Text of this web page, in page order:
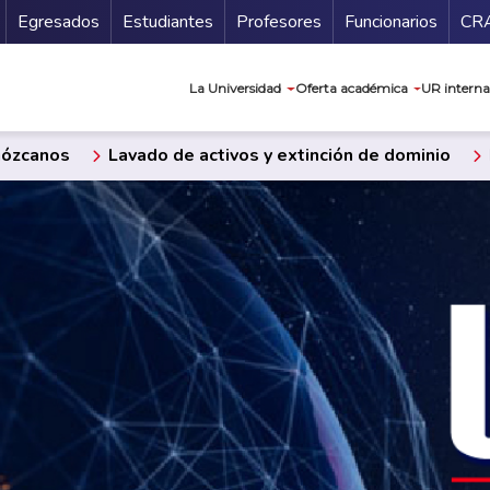
Secundario
Egresados Estudiantes Profesores Funcionarios
La Universidad Oferta académica UR
Lavado de activos y extinción de dominio